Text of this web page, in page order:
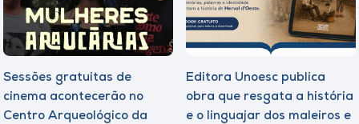
Sessões gratuitas de
cinema acontecerão no
Centro Arqueológico da
Editora Unoesc publica
obra que resgata a história
e o linguajar dos maleiros e